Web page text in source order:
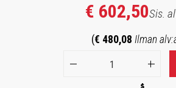
€ 602,50Sis.
(€ 480,08 Ilman